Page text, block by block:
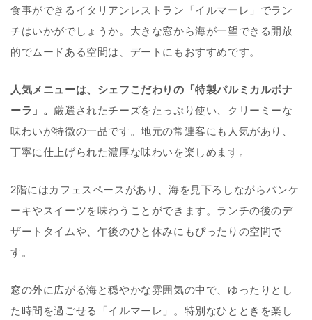
食事ができるイタリアンレストラン「イルマーレ」でラン
チはいかがでしょうか。大きな窓から海が一望できる開放
的でムードある空間は、デートにもおすすめです。
人気メニューは、シェフこだわりの「特製パルミカルボナ
ーラ」。 厳選されたチーズをたっぷり使い、クリーミーな
味わいが特徴の一品です。地元の常連客にも人気があり、
丁寧に仕上げられた濃厚な味わいを楽しめます。
2階にはカフェスペースがあり、海を見下ろしながらパンケ
ーキやスイーツを味わうことができます。ランチの後のデ
ザートタイムや、午後のひと休みにもぴったりの空間で
す。
窓の外に広がる海と穏やかな雰囲気の中で、ゆったりとし
た時間を過ごせる「イルマーレ」。特別なひとときを楽し